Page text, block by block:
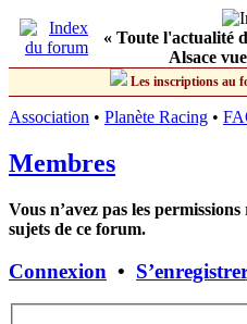
« Toute l'actualité
Alsace
Les inscriptions au
Association • Planète Racing •
Membres
Vous n’avez pas les
sujets de ce forum.
Connexion •